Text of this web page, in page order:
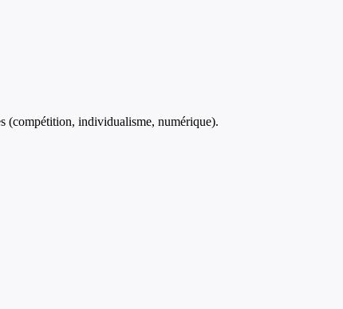
(compétition, individualisme, numérique).